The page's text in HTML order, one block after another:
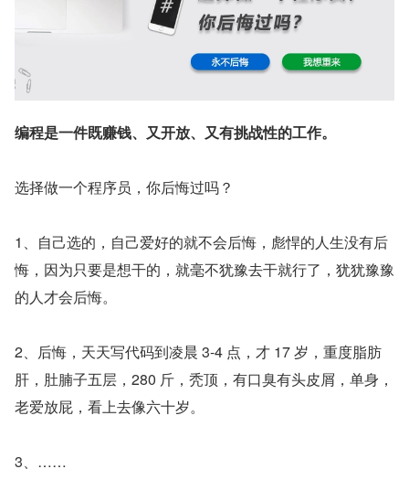
编程是一件既赚钱、又开放、又有挑战性的工作。
选择做一个程序员，你后悔过吗？
1、自己选的，自己爱好的就不会后悔，彪悍的人生没有后
悔，因为只要是想干的，就毫不犹豫去干就行了，犹犹豫豫
的人才会后悔。
2、后悔，天天写代码到凌晨 3-4 点，才 17 岁，重度脂肪
肝，肚腩子五层，280 斤，秃顶，有口臭有头皮屑，单身，
老爱放屁，看上去像六十岁。
3、……